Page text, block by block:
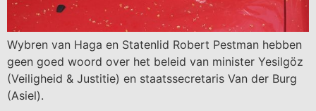
Wybren van Haga en Statenlid Robert Pestman hebben
geen goed woord over het beleid van minister Yesilgöz
(Veiligheid & Justitie) en staatssecretaris Van der Burg
(Asiel).